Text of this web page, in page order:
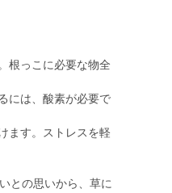
根っこに必要な物全
には、酸素が必要で
ます。ストレスを軽
との思いから、草に